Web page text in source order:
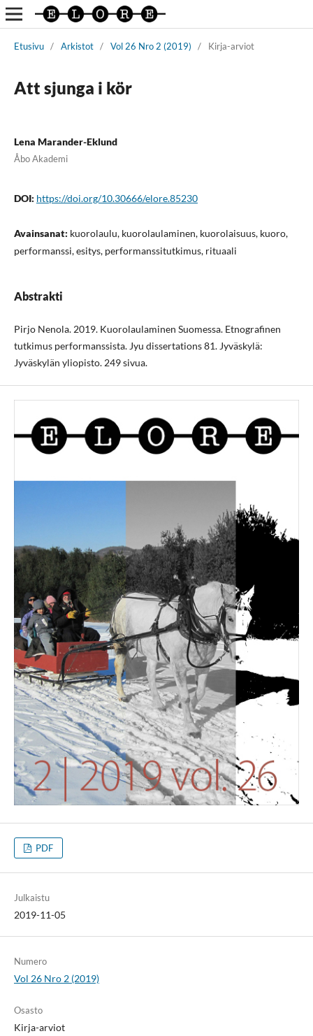
Etusivu / Arkistot / Vol 26 Nro 2 (2019) / Kirja-arviot
Att sjunga i kör
Lena Marander-Eklund
Åbo Akademi
DOI: https://doi.org/10.30666/elore.85230
Avainsanat: kuorolaulu, kuorolaulaminen, kuorolaisuus, kuoro,
performanssi, esitys, performanssitutkimus, rituaali
Abstrakti
Pirjo Nenola. 2019. Kuorolaulaminen Suomessa. Etnografinen
tutkimus performanssista. Jyu dissertations 81. Jyväskylä:
Jyväskylän yliopisto. 249 sivua.
PDF
Julkaistu
2019-11-05
Numero
Vol 26 Nro 2 (2019)
Osasto
Kirja-arviot